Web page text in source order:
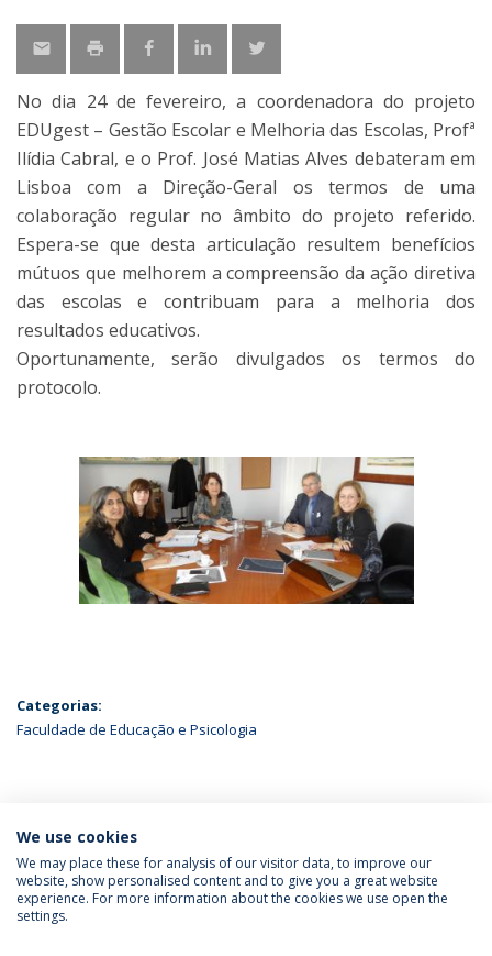
No dia 24 de fevereiro, a coordenadora do projeto
EDUgest – Gestão Escolar e Melhoria das Escolas, Profª
Ilídia Cabral, e o Prof. José Matias Alves debateram em
Lisboa com a Direção-Geral os termos de uma
colaboração regular no âmbito do projeto referido.
Espera-se que desta articulação resultem benefícios
mútuos que melhorem a compreensão da ação diretiva
das escolas e contribuam para a melhoria dos
resultados educativos.
Oportunamente, serão divulgados os termos do
protocolo.
Categorias:
Faculdade de Educação e Psicologia
ÚLTIMAS NOTÍCIAS
Política de Privacidade
Termos & Condições
We use cookies
We may place these for analysis of our visitor data, to improve our
website, show personalised content and to give you a great website
experience. For more information about the cookies we use open the
settings.